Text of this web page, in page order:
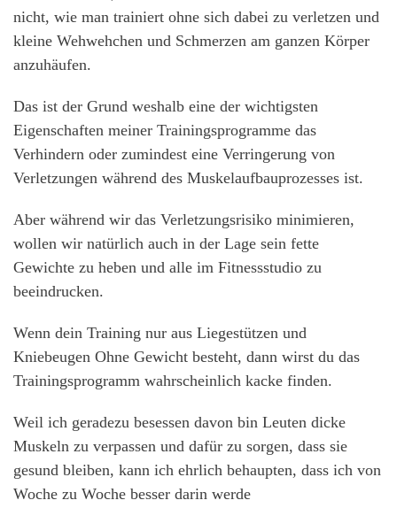
nicht, wie man trainiert ohne sich dabei zu verletzen und
kleine Wehwehchen und Schmerzen am ganzen Körper
anzuhäufen.
Das ist der Grund weshalb eine der wichtigsten
Eigenschaften meiner Trainingsprogramme das
Verhindern oder zumindest eine Verringerung von
Verletzungen während des Muskelaufbauprozesses ist.
Aber während wir das Verletzungsrisiko minimieren,
wollen wir natürlich auch in der Lage sein fette
Gewichte zu heben und alle im Fitnessstudio zu
beeindrucken.
Wenn dein Training nur aus Liegestützen und
Kniebeugen Ohne Gewicht besteht, dann wirst du das
Trainingsprogramm wahrscheinlich kacke finden.
Weil ich geradezu besessen davon bin Leuten dicke
Muskeln zu verpassen und dafür zu sorgen, dass sie
gesund bleiben, kann ich ehrlich behaupten, dass ich von
Woche zu Woche besser darin werde